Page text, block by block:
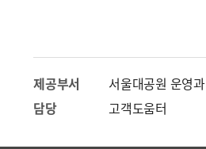
제공부서
서울대공원 운영과
담당
고객도움터